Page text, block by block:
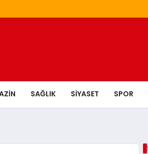
SAĞLIK SIYASET SPOR